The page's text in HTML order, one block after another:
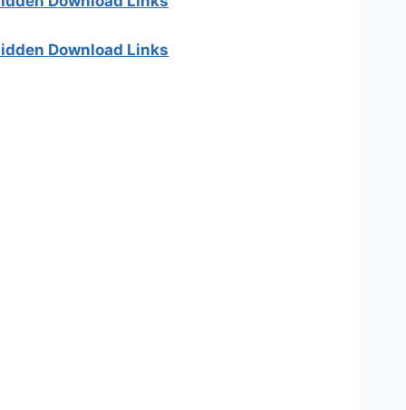
Download Links